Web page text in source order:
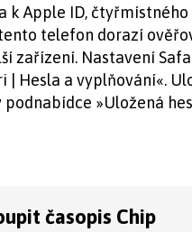
k Apple ID,
telefon dorazí
zařízení. Nastavení
| Hesla a vyplňování«.
»Uložená
časopis Chip